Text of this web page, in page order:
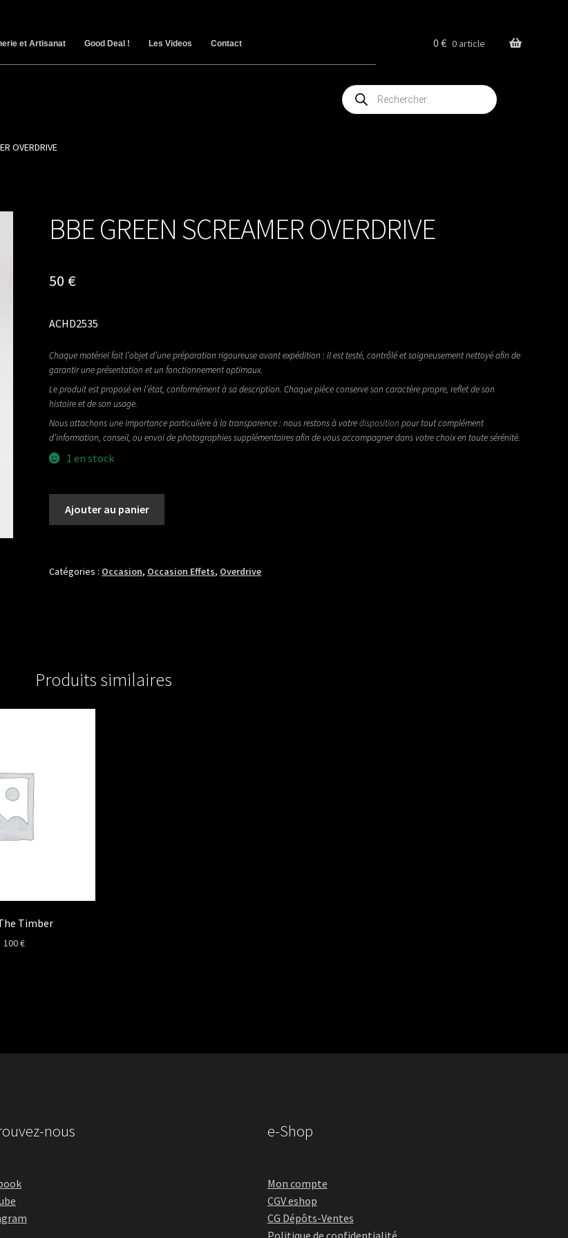
et Artisanat Good Deal ! Les Videos Contact 0€ 0 article
Recherche
de
produits
OVERDRIVE
BBE GREEN SCREAMER OVERDRIVE
50 €
ACHD2535
Chaque matériel fait l’objet d’une préparation rigoureuse avant expédition : il est testé, contrôlé et soigneusement nettoyé afin de
garantir une présentation et un fonctionnement optimaux.
Le produit est proposé en l’état, conformément à sa description. Chaque pièce conserve son caractère propre, reflet de son
histoire et de son usage.
Nous attachons une importance particulière à la transparence : nous restons à votredisposition pour tout complément
d’information, conseil, ou envoi de photographies supplémentaires afin de vous accompagner dans votre choix en toute sérénité.
1 en stock
SCREAMER
Ajouter au panier
Catégories : Occasion, Occasion Effets, Overdrive
Produits similaires
Timber
Le100€Le
nous e-Shop
Mon compte
CGV eshop
CG Dépôts-Ventes